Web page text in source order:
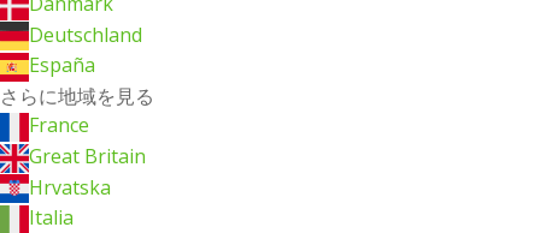
Deutschland
España
さらに地域を見る
France
Great Britain
Hrvatska
Italia